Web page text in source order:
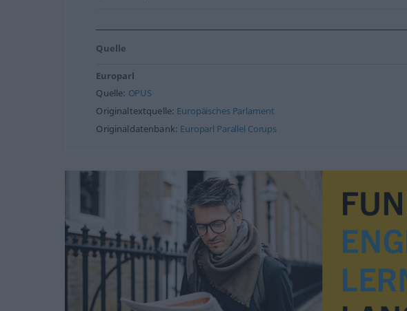
Quelle
Europarl
Quelle: OPUS
Originaltextquelle: Europäisches Parlament
Originaldatenbank: Europarl Parallel Corups